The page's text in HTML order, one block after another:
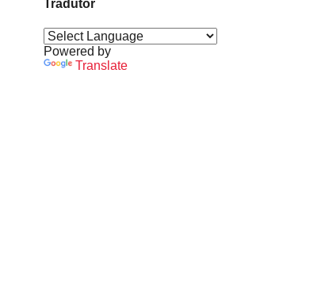
Tradutor
Powered by
Translate